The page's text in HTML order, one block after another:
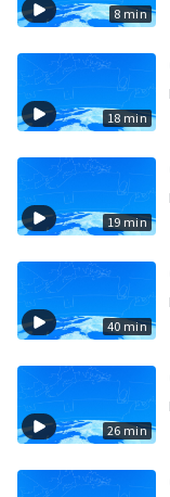
8 min
18 min
19 min
40 min
26 min